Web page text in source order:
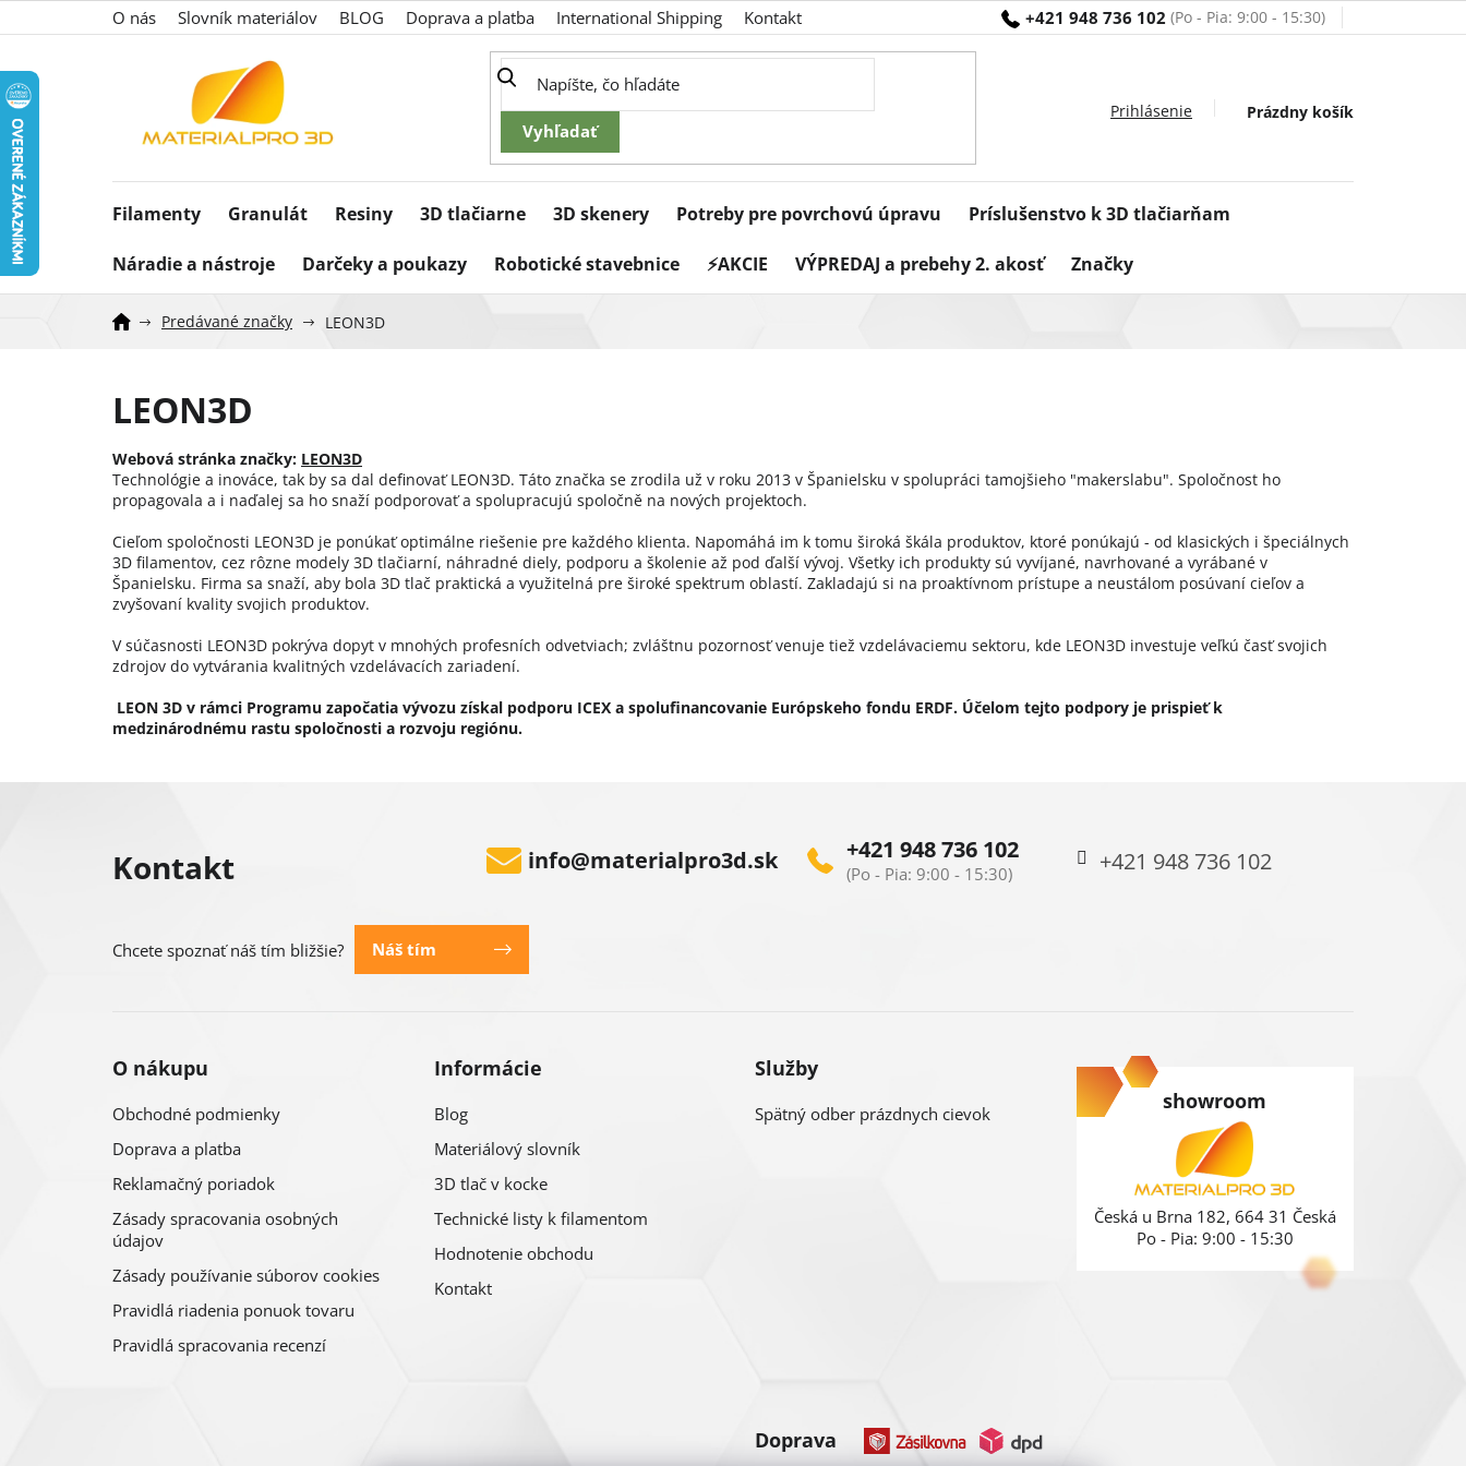
na
+421 948 736 102
O nás Slovník materiálov BLOG Doprava a platba International Shipping Kontakt
Nákupný
Prázdny košík
Filamenty Granulát Resiny 3D tlačiarne 3D skenery Potreby pre povrchovú úpravu Príslušenstvo k 3D tlačiarňam
Náradie a nástroje Darčeky a poukazy Robotické stavebnice ⚡AKCIE VÝPREDAJ a prebehy 2. akosť Značky
Predávané značky LEON3D
LEON3D
Webová stránka značky: LEON3D
Technológie a inováce, tak by sa dal definovať LEON3D. Táto značka se zrodila už v roku 2013 v Španielsku v spolupráci tamojšieho "makerslabu". Spoločnost ho
propagovala a i naďalej sa ho snaží podporovať a spolupracujú spoločně na nových projektoch.
Cieľom spoločnosti LEON3D je ponúkať optimálne riešenie pre každého klienta. Napomáhá im k tomu široká škála produktov, ktoré ponúkajú - od klasických i špeciálnych
3D filamentov, cez rôzne modely 3D tlačiarní, náhradné diely, podporu a školenie až pod ďalší vývoj. Všetky ich produkty sú vyvíjané, navrhované a vyrábané v
Španielsku. Firma sa snaží, aby bola 3D tlač praktická a využitelná pre široké spektrum oblastí. Zakladajú si na proaktívnom prístupe a neustálom posúvaní cieľov a
zvyšovaní kvality svojich produktov.
V súčasnosti LEON3D pokrýva dopyt v mnohých profesních odvetviach; zvláštnu pozornosť venuje tiež vzdelávaciemu sektoru, kde LEON3D investuje veľkú časť svojich
zdrojov do vytvárania kvalitných vzdelávacích zariadení.
LEON 3D v rámci Programu započatia vývozu získal podporu ICEX a spolufinancovanie Európskeho fondu ERDF. Účelom tejto podpory je prispieť k
medzinárodnému rastu spoločnosti a rozvoju regiónu.
Kontakt info@materialpro3d.sk +421 948 736 102 +421 948 736 102
Chcete spoznať náš tím bližšie? Náš tím
O nákupu
Obchodné podmienky
Doprava a platba
Reklamačný poriadok
Zásady spracovania osobných
údajov
Zásady používanie súborov cookies
Pravidlá riadenia ponuok tovaru
Pravidlá spracovania recenzí
Informácie
Blog
Materiálový slovník
3D tlač v kocke
Technické listy k filamentom
Hodnotenie obchodu
Kontakt
Služby
Spätný odber prázdnych cievok showroom
Česká u Brna 182, 664 31 Česká
Po - Pia: 9:00 - 15:30
Doprava